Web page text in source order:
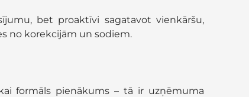
bet proaktīvi sagatavot vienkāršu,
no korekcijām un sodiem.
formāls pienākums – tā ir uzņēmuma